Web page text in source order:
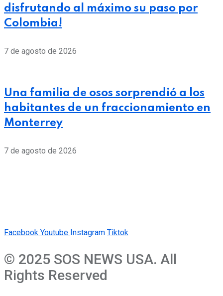
disfrutando al máximo su paso por
Colombia!
7 de agosto de 2026
Una familia de osos sorprendió a los
habitantes de un fraccionamiento en
Monterrey
7 de agosto de 2026
Facebook Youtube Instagram Tiktok
© 2025 SOS NEWS USA. All
Rights Reserved